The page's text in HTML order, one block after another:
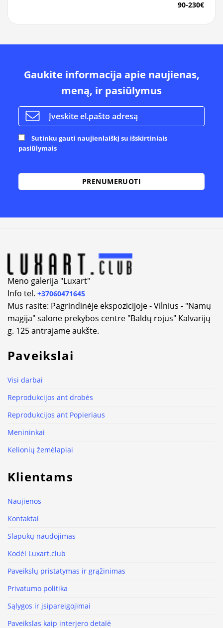
90-230€
Gaukite informacija apie naujienas,
meną, ir pasiūlymus
Sutinku gauti naujienlaiškį su išskirtiniais
pasiūlymais
Meno galerija "Luxart"
Info tel. +37060471645
Mus rasite: Pagrindinėje ekspozicijoje - Vilnius - "Namų
magija" salone prekybos centre "Baldų rojus" Kalvarijų
g. 125 antrajame aukšte.
Paveikslai
Visi darbai
Reprodukcijos ant drobės
Reprodukcijos ant Popieriaus
Menininkai
Kelionių žemėlapiai
Klientams
Naujienos
Kontaktai
Slapukų naudojimas
Kodėl Luxart.club
Paveikslų pristatymas ir grąžinimas
Privatumo politika
Sąlygos ir įsipareigojimai
Paveikslas kaip interjero detalė